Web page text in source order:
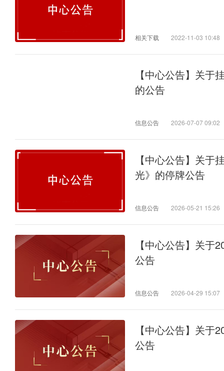
相关下载 2022-11-03 10:48
【中心公告】关于
的公告
信息公告 2026-07-07 09:02
【中心公告】关于
光》的停牌公告
信息公告 2026-05-21 15:26
【中心公告】关于
公告
信息公告 2026-04-29 15:07
【中心公告】关于
公告